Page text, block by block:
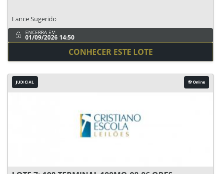
Lance Sugerido
ENCERRA EM
01/09/2026 14:50
CONHECER ESTE LOTE
JUDICIAL Online